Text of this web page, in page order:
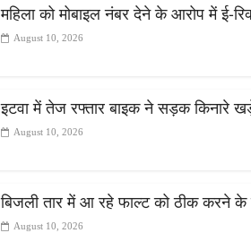
महिला को मोबाइल नंबर देने के आरोप में ई-
August 10, 2026
इटवा में तेज रफ्तार बाइक ने सड़क किनारे
August 10, 2026
बिजली तार में आ रहे फाल्ट को ठीक करने के
August 10, 2026